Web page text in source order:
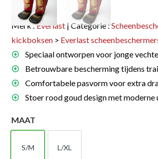
Merk :Everlast | Categorie :
kickboksen > Everlast
Speciaal ontworpen voor jonge
Betrouwbare bescherming tijdens
Comfortabele pasvorm voor extra
Stoer rood goud design met
MAAT
S/M
S/M
L/XL
L/XL